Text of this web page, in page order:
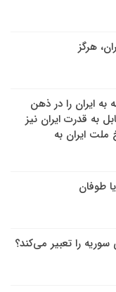
هرگز
ایران را در ذهن
به قدرت ایران نیز
ملت ایران به
طوفان
را تعبیر می‌کند؟